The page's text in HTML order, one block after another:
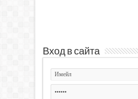
Вход в сайта